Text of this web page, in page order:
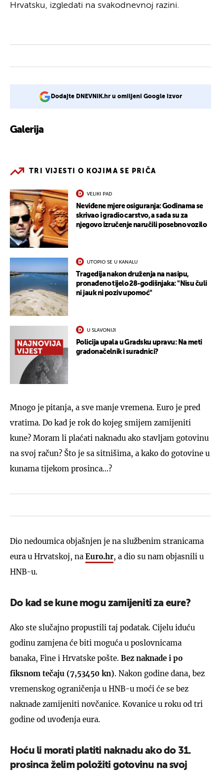
Hrvatsku, izgledati na svakodnevnoj razini.
Dodajte DNEVNIK.hr u omiljeni Google izvor
Galerija
TRI VIJESTI O KOJIMA SE PRIČA
VELIKI PAD
Neviđene mjere osiguranja: Godinama se
skrivao i gradio carstvo, a sada su za
njegovo izručenje naručili posebno vozilo
UTOPIO SE U KANALU
Tragedija nakon druženja na nasipu,
pronađeno tijelo 28-godišnjaka: "Nisu čuli
ni jauk ni poziv upomoć"
U SLAVONIJI
Policija upala u Gradsku upravu: Na meti
gradonačelnik i suradnici?
Mnogo je pitanja, a sve manje vremena. Euro je pred
vratima. Do kad je rok do kojeg smijem zamijeniti
kune? Moram li plaćati naknadu ako stavljam gotovinu
na svoj račun? Što je sa sitnišima, a kako do gotovine u
kunama tijekom prosinca...?
Dio nedoumica objašnjen je na službenim stranicama
eura u Hrvatskoj, na Euro.hr, a dio su nam objasnili u
HNB-u.
Do kad se kune mogu zamijeniti za eure?
Ako ste slučajno propustili taj podatak. Cijelu iduću
godinu zamjena će biti moguća u poslovnicama
banaka, Fine i Hrvatske pošte. Bez naknade i po
fiksnom tečaju (7,53450 kn). Nakon godine dana, bez
vremenskog ograničenja u HNB-u moći će se bez
naknade zamijeniti novčanice. Kovanice u roku od tri
godine od uvođenja eura.
Hoću li morati platiti naknadu ako do 31.
prosinca želim položiti gotovinu na svoj